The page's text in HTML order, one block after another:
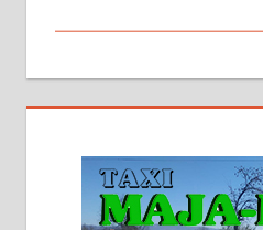
стамбене целине
2х150м2, две
грејање на гас
адресе. 063/71-74-023